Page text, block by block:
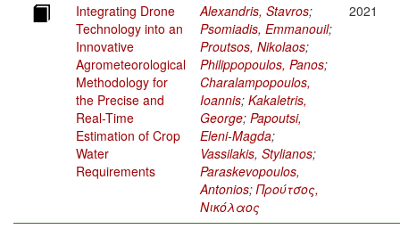
Integrating Drone
Technology into an
Innovative
Agrometeorological
Methodology for
the Precise and
Real-Time
Estimation of Crop
Water
Requirements
Alexandris, Stavros;
Psomiadis, Emmanouil;
Proutsos, Nikolaos;
Philippopoulos, Panos;
Charalampopoulos,
Ioannis; Kakaletris,
George; Papoutsi,
Eleni-Magda;
Vassilakis, Stylianos;
Paraskevopoulos,
Antonios; Προύτσος,
Νικόλαος
2021